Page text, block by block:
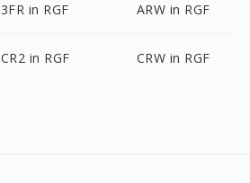
3FR in RGF ARW in RGF
CR2 in RGF CRW in RGF